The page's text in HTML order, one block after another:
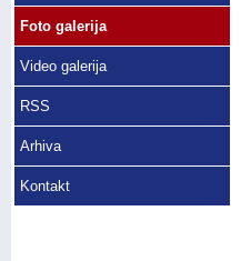
Foto galerija
Video galerija
RSS
Arhiva
Kontakt